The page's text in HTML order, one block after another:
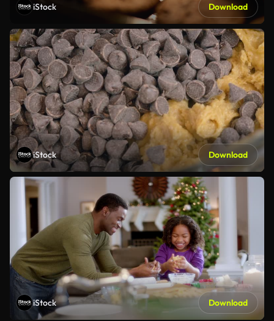
iStock Download
iStock Download
iStock Download